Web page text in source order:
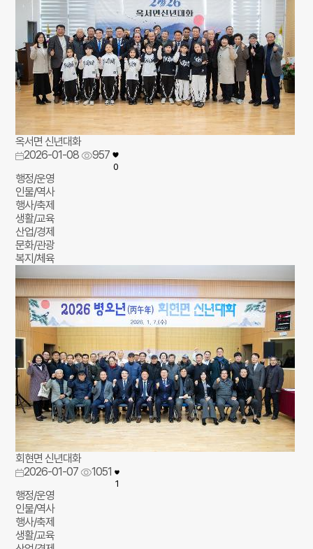
옥서면 신년대화
2026-01-08
957
0
행정/운영
인물/역사
행사/축제
생활/교육
산업/경제
문화/관광
복지/체육
회현면 신년대화
2026-01-07
1051
1
행정/운영
인물/역사
행사/축제
생활/교육